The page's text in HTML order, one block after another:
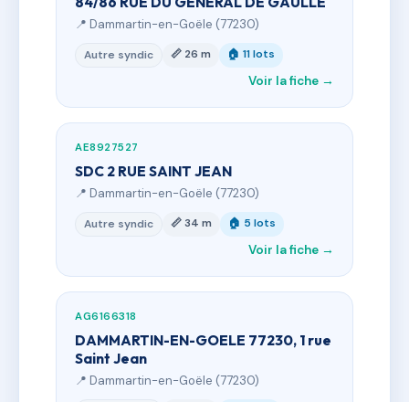
📍 Dammartin-en-Goële (77230)
Autre syndic 📏 26 m 🏠 11 lots
Voir la fiche →
AE8927527
SDC 2 RUE SAINT JEAN
📍 Dammartin-en-Goële (77230)
Autre syndic 📏 34 m 🏠 5 lots
Voir la fiche →
AG6166318
DAMMARTIN-EN-GOELE 77230, 1 rue
Saint Jean
📍 Dammartin-en-Goële (77230)